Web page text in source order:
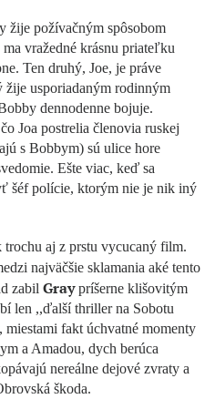
žije požívačným spôsobom
vražedné krásnu priateľku
Ten druhý, Joe, je práve
usporiadaným rodinným
dennodenne bojuje.
Joa postrelia členovia ruskej
s Bobbym) sú ulice hore
Ešte viac, keď sa
šéf polície, ktorým nie je nik iný
trochu aj z prstu vycucaný film.
najväčšie sklamania aké tento
zabil Graypríšerne klišovitým
len ,,ďalší thriller na Sobotu
fakt úchvatné momenty
a Amadou, dych berúca
nereálne dejové zvraty a
škoda.